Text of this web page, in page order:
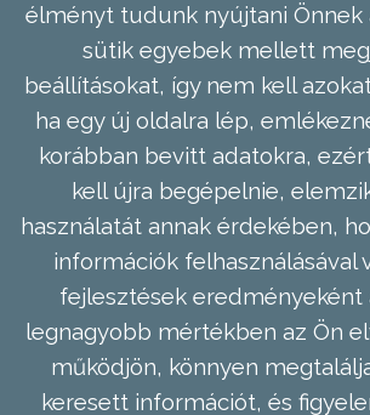
élményt tudunk nyújtani Önnek
sütik egyebek mellett
beállításokat, így nem kell
ha egy új oldalra lép,
korábban bevitt adatokra,
kell újra begépelnie,
használatát annak érdekében,
információk felhasználásával
fejlesztések eredményeként
legnagyobb mértékben az Ön
működjön, könnyen
keresett információt, és